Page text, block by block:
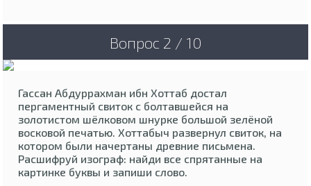
Вопрос 2 / 10
Гассан Абдуррахман ибн Хоттаб достал
пергаментный свиток с болтавшейся на
золотистом шёлковом шнурке большой зелёной
восковой печатью. Хоттабыч развернул свиток, на
котором были начертаны древние письмена.
Расшифруй изограф: найди все спрятанные на
картинке буквы и запиши слово.